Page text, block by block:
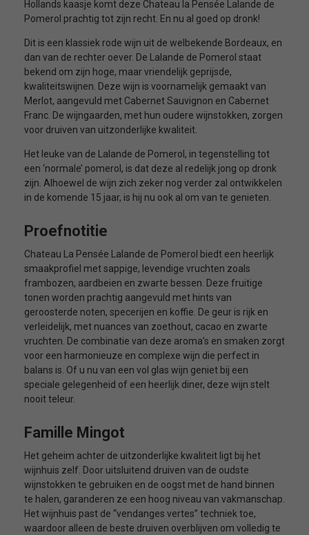
Hollands kaasje komt deze Chateau la Pensée Lalande de
Pomerol prachtig tot zijn recht. En nu al goed op dronk!
Dit is een klassiek rode wijn uit de welbekende Bordeaux, en
dan van de rechter oever. De Lalande de Pomerol staat
bekend om zijn hoge, maar vriendelijk geprijsde,
kwaliteitswijnen. Deze wijn is voornamelijk gemaakt van
Merlot, aangevuld met Cabernet Sauvignon en Cabernet
Franc. De wijngaarden, met hun oudere wijnstokken, zorgen
voor druiven van uitzonderlijke kwaliteit.
Het leuke van de Lalande de Pomerol, in tegenstelling tot
een ‘normale’ pomerol, is dat deze al redelijk jong op dronk
zijn. Alhoewel de wijn zich zeker nog verder zal ontwikkelen
in de komende 15 jaar, is hij nu ook al om van te genieten.
Proefnotitie
Chateau La Pensée Lalande de Pomerol biedt een heerlijk
smaakprofiel met sappige, levendige vruchten zoals
frambozen, aardbeien en zwarte bessen. Deze fruitige
tonen worden prachtig aangevuld met hints van
geroosterde noten, specerijen en koffie. De geur is rijk en
verleidelijk, met nuances van zoethout, cacao en zwarte
vruchten. De combinatie van deze aroma’s en smaken zorgt
voor een harmonieuze en complexe wijn die perfect in
balans is. Of u nu van een vol glas wijn geniet bij een
speciale gelegenheid of een heerlijk diner, deze wijn stelt
nooit teleur.
Famille Mingot
Het geheim achter de uitzonderlijke kwaliteit ligt bij het
wijnhuis zelf. Door uitsluitend druiven van de oudste
wijnstokken te gebruiken en de oogst met de hand binnen
te halen, garanderen ze een hoog niveau van vakmanschap.
Het wijnhuis past de “vendanges vertes” techniek toe,
waardoor alleen de beste druiven overblijven om volledig te